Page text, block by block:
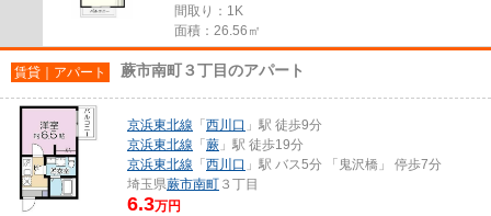
間取り：1K
面積：26.56㎡
賃貸｜アパート 蕨市南町３丁目のアパート
京浜東北線 「 西川口 」駅 徒歩9分
京浜東北線 「 蕨 」駅 徒歩19分
京浜東北線 「 西川口 」駅 バス5分 「鬼沢橋」 停歩7分
埼玉県蕨市南町 ３丁目
6.3万円